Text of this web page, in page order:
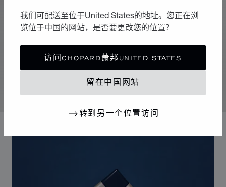
我们可配送至位于United States的地址。您正在浏
览位于中国的网站，是否要更改您的位置？
访问CHOPARD萧邦UNITED STATES
留在中国网站
转到另一个位置访问
精致宝石
彩色宝石
它们的精髓为各种奇思妙想提供了空间。单独亮相时，于
低调含蓄中散发摄人魅力。多样叠加时，则会缔造一场光